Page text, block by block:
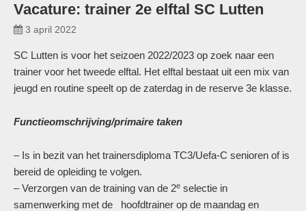
Vacature: trainer 2e elftal SC Lutten
3 april 2022
SC Lutten is voor het seizoen 2022/2023 op zoek naar een
trainer voor het tweede elftal. Het elftal bestaat uit een mix van
jeugd en routine speelt op de zaterdag in de reserve 3e klasse.
Functieomschrijving/primaire taken
– Is in bezit van het trainersdiploma TC3/Uefa-C senioren of is
bereid de opleiding te volgen.
– Verzorgen van de training van de 2e selectie in
samenwerking met de hoofdtrainer op de maandag en